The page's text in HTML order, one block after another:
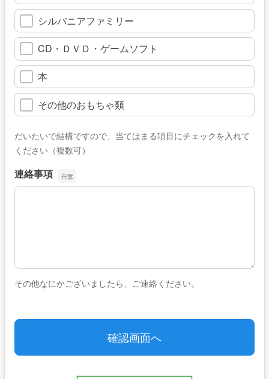
シルバニアファミリー
CD・ＤＶＤ・ゲームソフト
本
その他のおもちゃ類
だいたいで結構ですので、当てはまる項目にチェックを入れて
ください（複数可）
連絡事項
連絡事項
その他なにかございましたら、ご連絡ください。